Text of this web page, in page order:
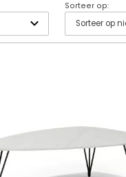
Sorteer op: